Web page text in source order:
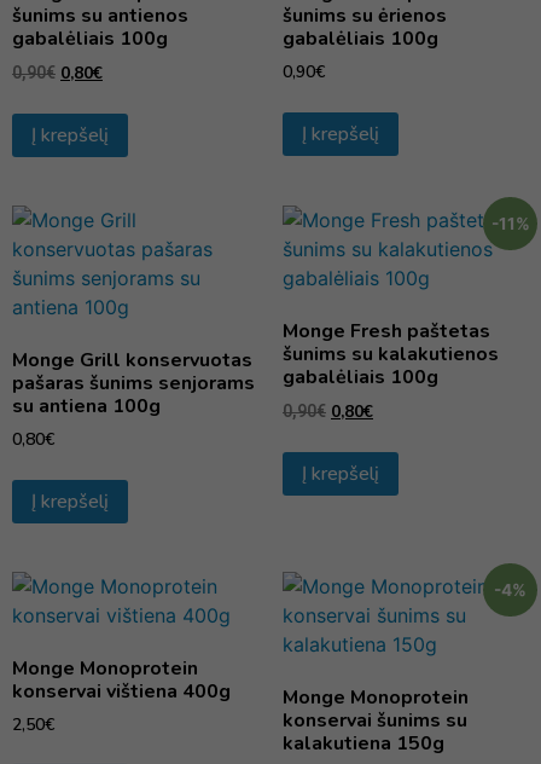
šunims su antienos
gabalėliais 100g
0,90€ 0,80€
Į krepšelį
šunims su ėrienos
gabalėliais 100g
0,90€
Į krepšelį
Monge Grill konservuotas
pašaras šunims senjorams
su antiena 100g
0,80€
Į krepšelį
-11%
Monge Fresh paštetas
šunims su kalakutienos
gabalėliais 100g
0,90€ 0,80€
Į krepšelį
Monge Monoprotein
konservai vištiena 400g
2,50€
-4%
Monge Monoprotein
konservai šunims su
kalakutiena 150g